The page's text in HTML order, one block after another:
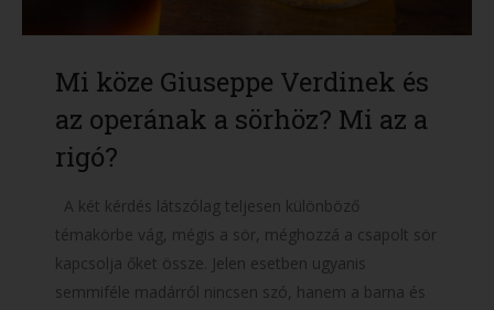
Mi köze Giuseppe Verdinek és
az operának a sörhöz? Mi az a
rigó?
A két kérdés látszólag teljesen különböző
témakörbe vág, mégis a sör, méghozzá a csapolt sör
kapcsolja őket össze. Jelen esetben ugyanis
semmiféle madárról nincsen szó, hanem a barna és